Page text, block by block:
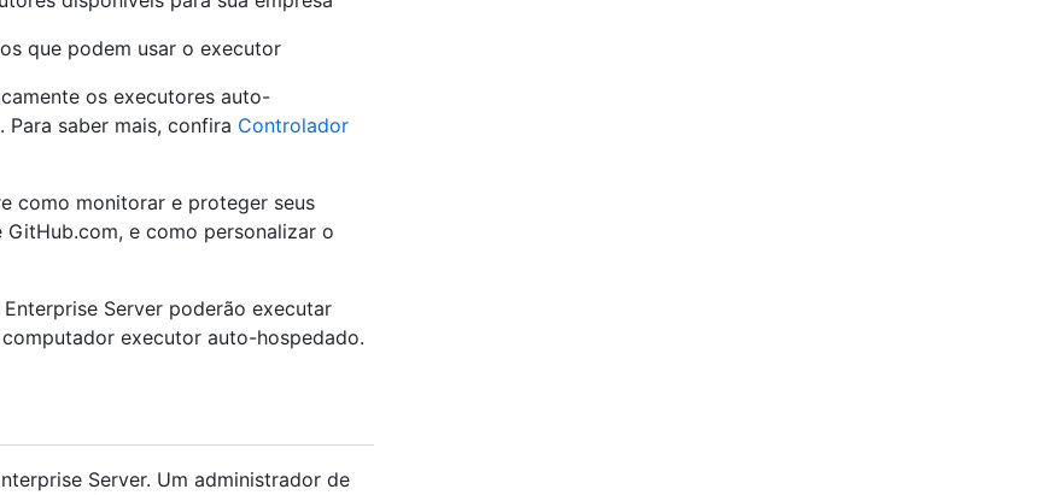
que podem usar o executor
os executores auto-
Para saber mais, confira Controlador
como monitorar e proteger seus
e como personalizar o
Server poderão executar
executor auto-hospedado.
Server. Um administrador de